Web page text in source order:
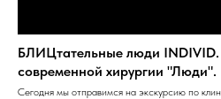
БЛИЦтательные люди INDIVID.
современной хирургии "Люди".
Сегодня мы отправимся на экскурсию по